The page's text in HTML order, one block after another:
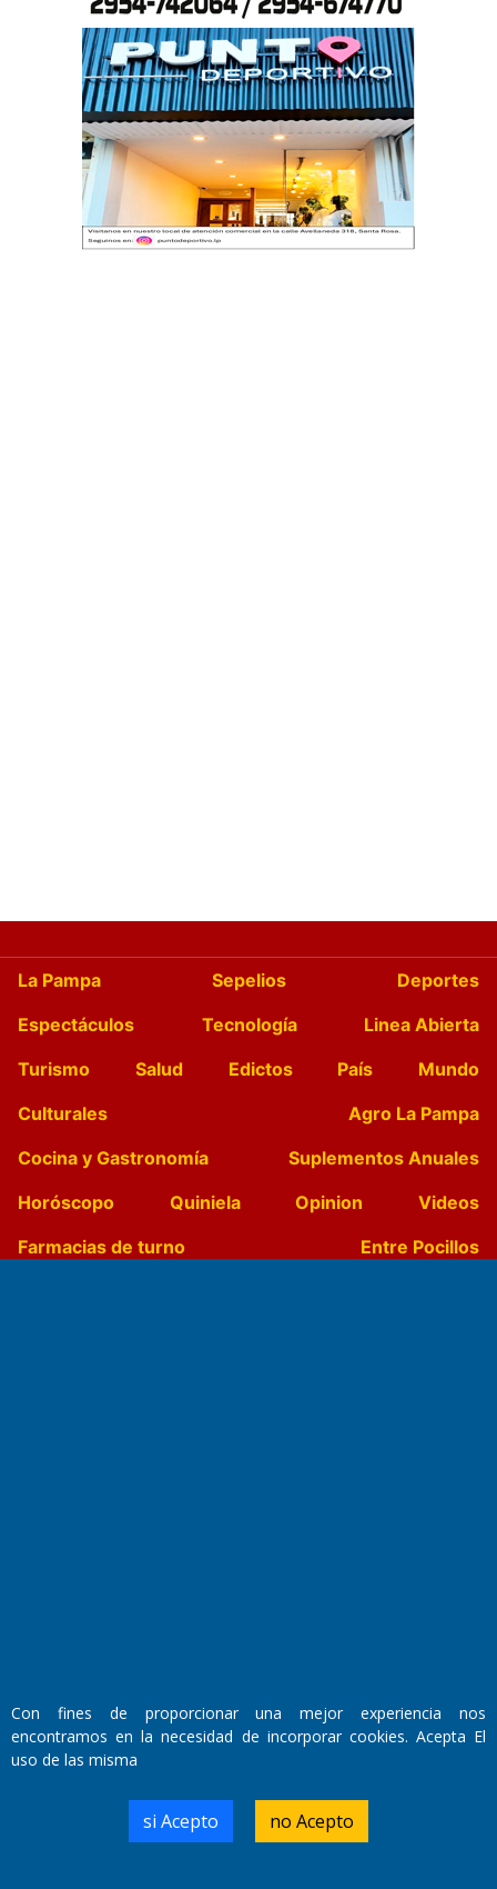
La Pampa Sepelios
Deportes
Espectáculos
Tecnología
Linea Abierta
Turismo
Salud Edictos País
Mundo
Culturales
Agro La Pampa
Cocina y Gastronomía
Suplementos Anuales
Horóscopo
Quiniela Opinion
Videos
Farmacias de turno
Entre Pocillos
Miembro de ADIRA,ADEPA y CPPAL
Propietario: El Diario SRL
Director Periodístico:
Con fines de proporcionar una mejor experiencia nos
encontramos en la necesidad de incorporar cookies. Acepta El
uso de las misma
si Acepto no Acepto